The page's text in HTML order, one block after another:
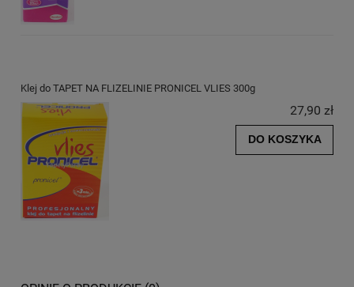
Klej do TAPET NA FLIZELINIE PRONICEL VLIES 300g
27,90 zł
DO KOSZYKA